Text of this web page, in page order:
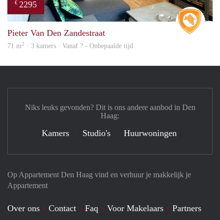
€ 2295
Pieter Van Den Zandestraat
71 m2 · 3 kamers · Vanaf ? - Onbepaalde tijd
Op Appartement Den Haag vind en verhuur je makkelijk je
Appartement
Over ons Contact Faq Voor Makelaars Partners
Niks leuks gevonden? Dit is ons andere aanbod in Den
Haag:
Kamers Studio's Huurwoningen